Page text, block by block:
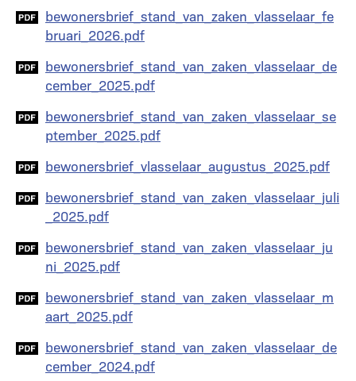
Documentbewonersbrief_stand_van_zaken_vlasselaar_fe
bruari_2026.pdf
Documentbewonersbrief_stand_van_zaken_vlasselaar_de
cember_2025.pdf
Documentbewonersbrief_stand_van_zaken_vlasselaar_se
ptember_2025.pdf
Documentbewonersbrief_vlasselaar_augustus_2025.pdf
Documentbewonersbrief_stand_van_zaken_vlasselaar_juli
_2025.pdf
Documentbewonersbrief_stand_van_zaken_vlasselaar_ju
ni_2025.pdf
Documentbewonersbrief_stand_van_zaken_vlasselaar_m
aart_2025.pdf
Documentbewonersbrief_stand_van_zaken_vlasselaar_de
cember_2024.pdf